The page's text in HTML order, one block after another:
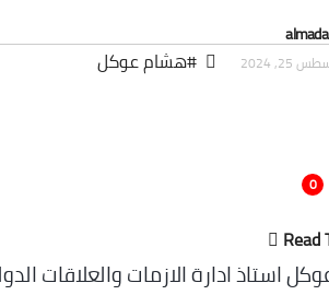
25, 2024 #هشام عوكل
0
Read
استاذ ادارة الازمات والعلاقات